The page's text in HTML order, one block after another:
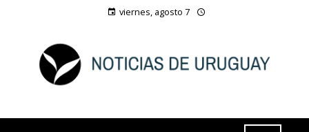
viernes, agosto 7